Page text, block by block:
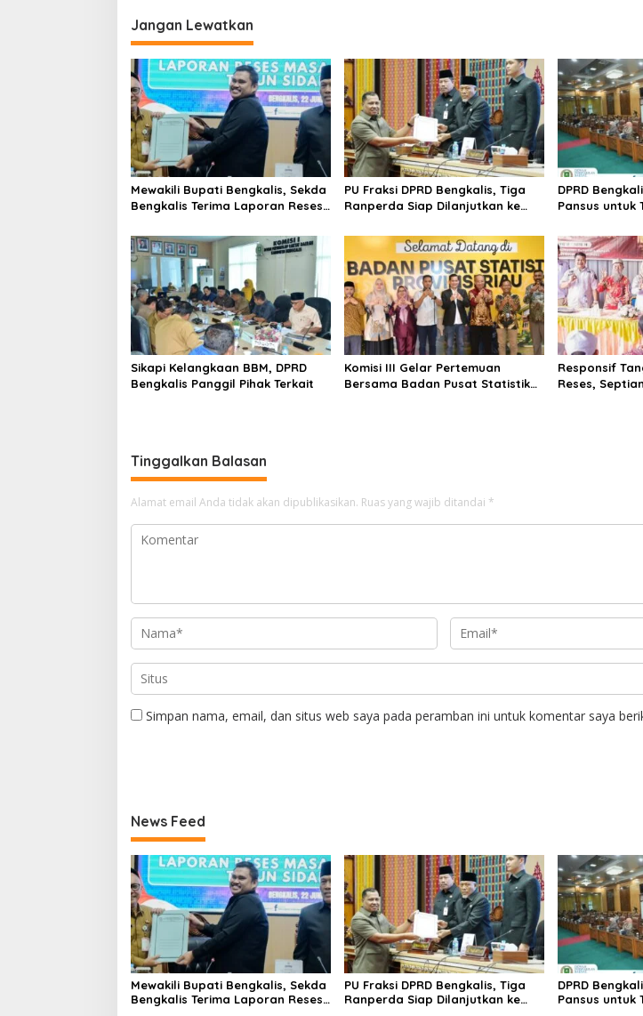
Jangan Lewatkan
Mewakili Bupati Bengkalis, Sekda
Bengkalis Terima Laporan Reses
PU Fraksi DPRD Bengkalis, Tiga
Ranperda Siap Dilanjutkan ke
DPRD
Pansus untuk
Sikapi Kelangkaan BBM, DPRD
Bengkalis Panggil Pihak Terkait
Komisi III Gelar Pertemuan
Bersama Badan Pusat Statistik
Responsif
Reses,
Tinggalkan Balasan
Alamat email Anda tidak akan dipublikasikan. Ruas yang wajib ditandai *
Simpan nama, email, dan situs web saya pada peramban ini untuk komentar saya
News Feed
Mewakili Bupati Bengkalis, Sekda
Bengkalis Terima Laporan Reses
PU Fraksi DPRD Bengkalis, Tiga
Ranperda Siap Dilanjutkan ke
DPRD
Pansus untuk